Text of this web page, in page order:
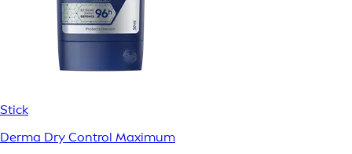
Stick
Derma Dry Control Maximum